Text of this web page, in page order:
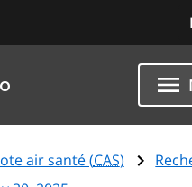
air santé (CAS)